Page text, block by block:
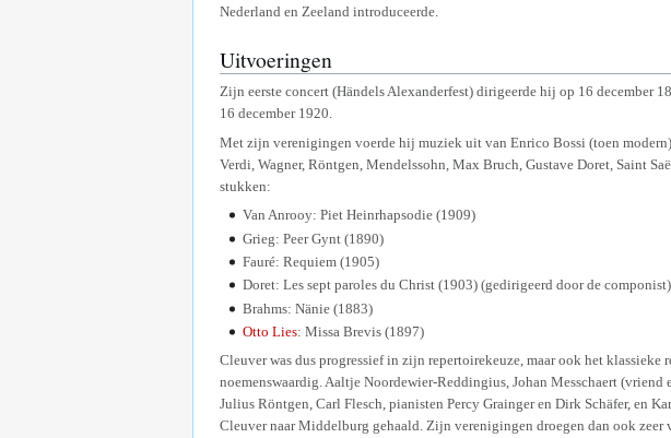
Nederland en Zeeland introduceerde.
Uitvoeringen
Zijn eerste concert (Händels Alexanderfest) dirigeerde hij op 16 december
16 december 1920.
Met zijn verenigingen voerde hij muziek uit van Enrico Bossi (toen
Verdi, Wagner, Röntgen, Mendelssohn, Max Bruch, Gustave Doret, Saint
stukken:
Van Anrooy: Piet Heinrhapsodie (1909)
Grieg: Peer Gynt (1890)
Fauré: Requiem (1905)
Doret: Les sept paroles du Christ (1903) (gedirigeerd door de componist)
Brahms: Nänie (1883)
Otto Lies: Missa Brevis (1897)
Cleuver was dus progressief in zijn repertoirekeuze, maar ook het
noemenswaardig. Aaltje Noordewier-Reddingius, Johan Messchaert
Julius Röntgen, Carl Flesch, pianisten Percy Grainger en Dirk Schäfer, en
Cleuver naar Middelburg gehaald. Zijn verenigingen droegen dan ook zeer